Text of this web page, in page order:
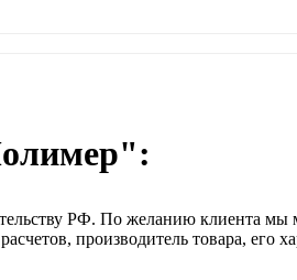
РФ. По желанию клиента мы
производитель товара, его